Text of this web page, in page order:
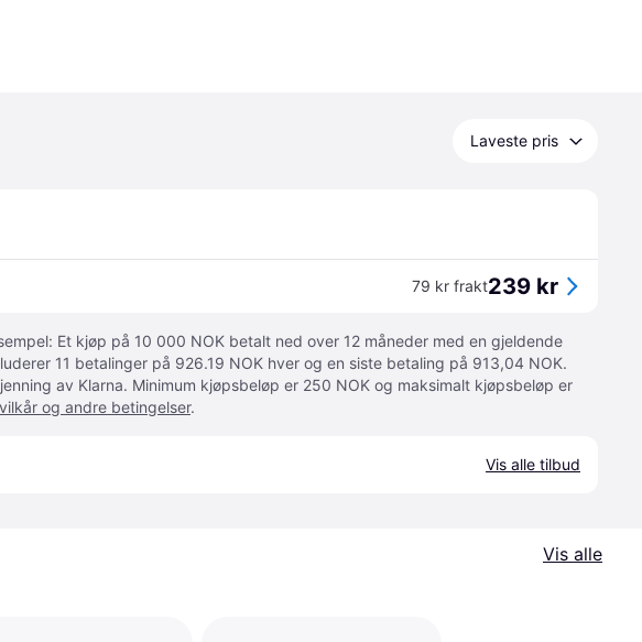
Laveste pris
79 kr frakt239 kr
Et kjøp på 10 000 NOK betalt ned over 12 måneder med en gjeldende
11 betalinger på 926.19 NOK hver og en siste betaling på 913,04 NOK.
av Klarna. Minimum kjøpsbeløp er 250 NOK og maksimalt kjøpsbeløp er
og andre betingelser.
Vis alle tilbud
Vis alle